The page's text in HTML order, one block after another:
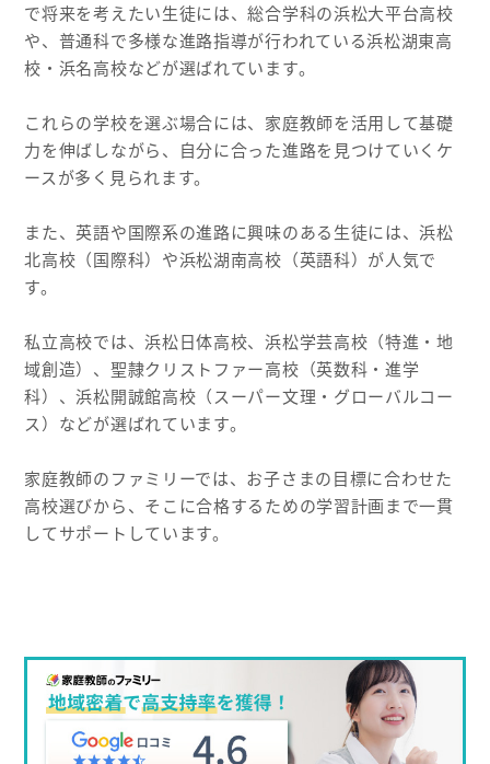
で将来を考えたい生徒には、総合学科の浜松大平台高校
や、普通科で多様な進路指導が行われている浜松湖東高
校・浜名高校などが選ばれています。
これらの学校を選ぶ場合には、家庭教師を活用して基礎
力を伸ばしながら、自分に合った進路を見つけていくケ
ースが多く見られます。
また、英語や国際系の進路に興味のある生徒には、浜松
北高校（国際科）や浜松湖南高校（英語科）が人気で
す。
私立高校では、浜松日体高校、浜松学芸高校（特進・地
域創造）、聖隷クリストファー高校（英数科・進学
科）、浜松開誠館高校（スーパー文理・グローバルコー
ス）などが選ばれています。
家庭教師のファミリーでは、お子さまの目標に合わせた
高校選びから、そこに合格するための学習計画まで一貫
してサポートしています。